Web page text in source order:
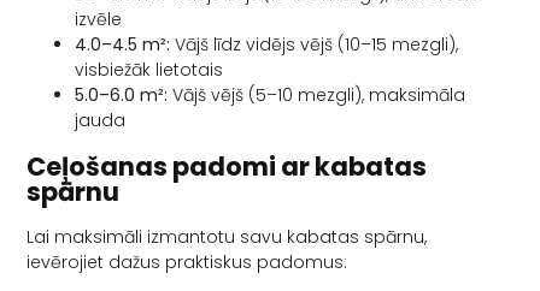
izvēle
4.0–4.5 m²: Vājš līdz vidējs vējš (10–15 mezgli),
visbiežāk lietotais
5.0–6.0 m²: Vājš vējš (5–10 mezgli), maksimāla
jauda
Ceļošanas padomi ar kabatas
spārnu
Lai maksimāli izmantotu savu kabatas spārnu,
ievērojiet dažus praktiskus padomus: